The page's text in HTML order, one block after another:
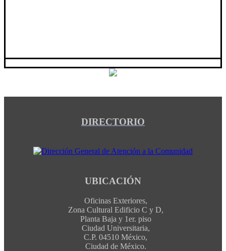
DIRECTORIO
UBICACIÓN
Oficinas Exteriores,
Zona Cultural Edificio C y D,
Planta Baja y 1er. piso
Ciudad Universitaria,
C.P. 04510 México,
Ciudad de México.